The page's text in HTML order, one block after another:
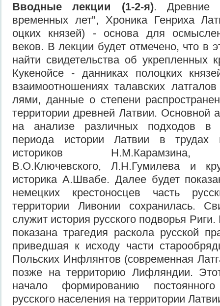
Вводные лекции (1-2-я). Древние
временных лет", Хроника Генриха
оцких князей) - основа для
веков. В лекции будет отмечено, что в
найти свидетельства об укрепленных
Кукенойсе - данниках полоцких
взаимоотношениях талавских
лями, данные о степени
территории древней Латвии. Основной
на анализе различных подходов в
периода истории Латвии в трудах
историков Н.М.Карамзина,
В.О.Ключевского, Л.Н.Гу­милева и
историка А.Швабе. Далее будет
немецких крестоносцев часть
территории Ливонии сохрани­лась.
служит история русского по­дворья
показана трагедия раскола русской
приведшая к исходу части
Польских Инфлянтов (совре­менная
позже на территорию Лифляндии.
начало формированию по­стоянного
русского населения на территории